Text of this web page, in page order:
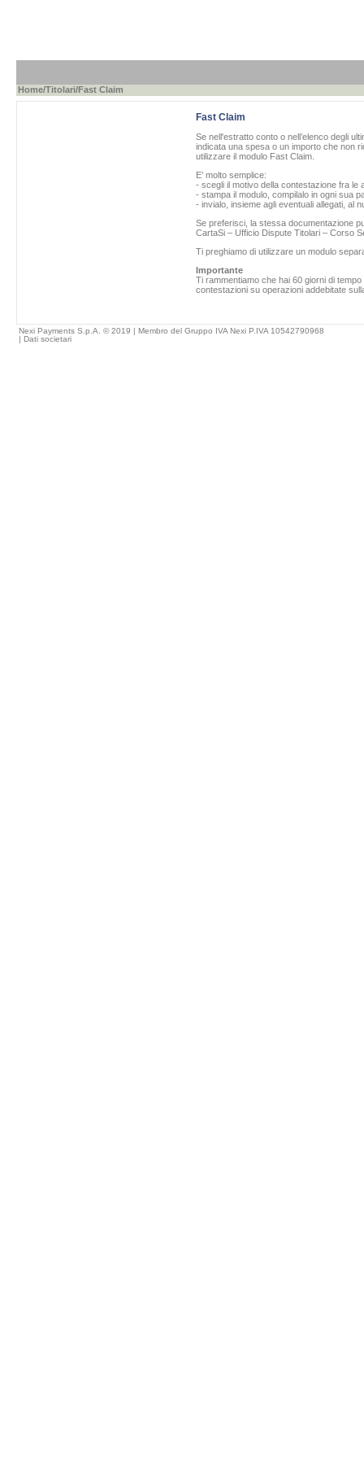
Home/Titolari/Fast Claim
Fast Claim
Se nell'estratto conto o nell’elenco degli
indicata una spesa o un importo che non
utilizzare il modulo Fast Claim.
E’ molto semplice:
- scegli il motivo della contestazione fra le
- stampa il modulo, compilalo in ogni sua
- invialo, insieme agli eventuali allegati, al
Se preferisci, la stessa documentazione
CartaSi – Ufficio Dispute Titolari – Corso
Ti preghiamo di utilizzare un modulo
Importante
Ti rammentiamo che hai 60 giorni di
contestazioni su operazioni addebitate
Nexi Payments S.p.A. © 2019 | Membro del Gruppo IVA Nexi P.IVA 10542790968
| Dati societari